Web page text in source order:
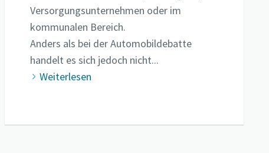
Versorgungsunternehmen oder im
kommunalen Bereich.
Anders als bei der Automobildebatte
handelt es sich jedoch nicht...
Weiterlesen